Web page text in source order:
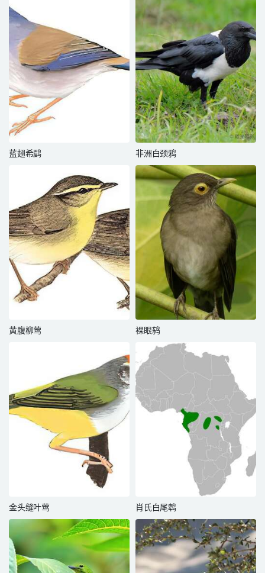
蓝翅希鹛 非洲白颈鸦
黄腹柳莺 裸眼鸫
金头缝叶莺 肖氏白尾鹎